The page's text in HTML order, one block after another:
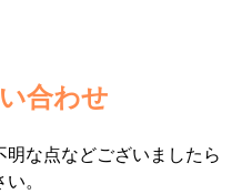
合わせ
な点などございましたら
。